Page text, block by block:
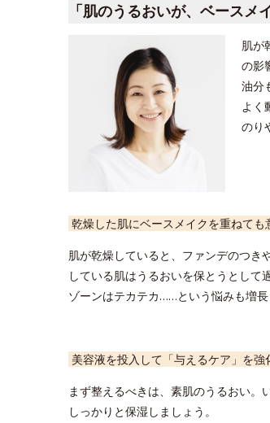
「肌のうるおいが、ベースメ
肌が
の影
油分
よく
のり
乾燥した肌にベースメイクを重ねても
肌が乾燥していると、ファンデのつき
している肌はうるおいを保とうとし
ゾーンはテカテカ……という悩みも増長
美容液を投入して「与えるケア」を強
まず整えるべきは、素肌のうるおい。
しっかりと保湿しましょう。